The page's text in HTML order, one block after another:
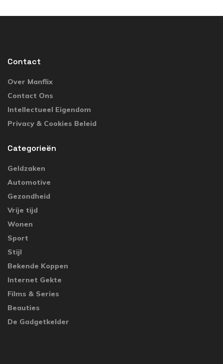
Contact
Over Manflix
Contact Ons
Intellectueel Eigendom
Privacy & Cookies Beleid
Categorieën
Geldzaken
Automotive
Gezondheid
Vrije tijd
Wonen
Sport
Stijl
Bekende Koppen
Internet Gekte
Films & Series
Beauties
De Gadgetkelder